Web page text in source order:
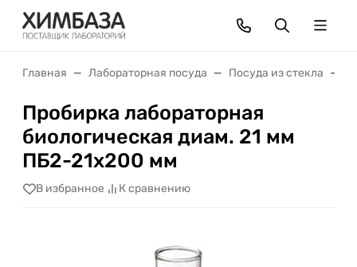
Главная Лабораторная посуда Посуда из стекла
Пробирка лабораторная
биологическая диам. 21 мм
ПБ2-21х200 мм
В избранное К сравнению